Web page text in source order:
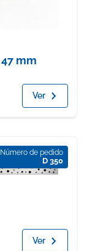
mm
Ver
Número de pedido
D 350
Ver